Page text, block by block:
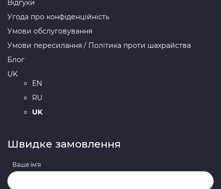
Відгуки
Угода про конфіденційність
Умови обслуговування
Умови пересилання / Політика проти шахрайства
Блог
UK
EN
RU
UK
Швидке замовлення
Ваше ім'я